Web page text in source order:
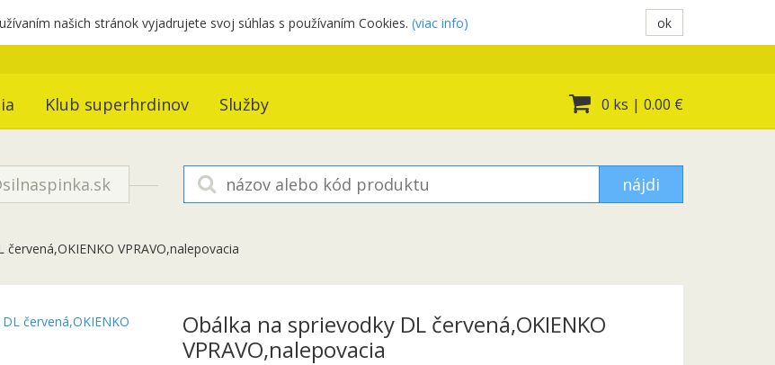
našich stránok vyjadrujete svoj súhlas s používaním Cookies. (viac info) ok
Klub superhrdinov Služby 0 ks | 0.00 €
nájdi
VPRAVO,nalepovacia
Obálka na sprievodky DL červená,OKIENKO
VPRAVO,nalepovacia